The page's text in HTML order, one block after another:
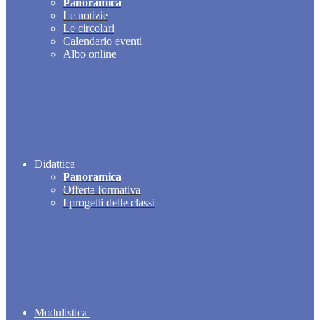
Panoramica
Le notizie
Le circolari
Calendario eventi
Albo online
Didattica
Panoramica
Offerta formativa
I progetti delle classi
Modulistica